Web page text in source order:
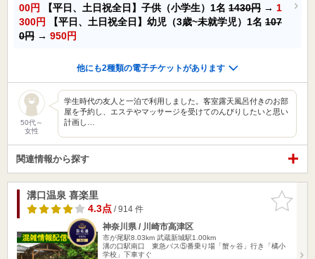
00円
【平日、土日祝全日】子供（小学生）1名 1430円 → 1
300円
【平日、土日祝全日】幼児（3歳~未就学児）1名 107
0円 → 950円
他にも2種類の電子チケットがあります
50代～
女性
学生時代の友人と一泊で利用しました。客室露天風呂付きのお部
屋を予約し、エステやマッサージを受けてのんびりしたいと思い
計画し…
関連情報から探す
お気に入
りに追加
溝口温泉 喜楽里
4.3点/ 914 件
神奈川県 / 川崎市高津区
市が尾駅8.03km 武蔵新城駅1.00km
溝の口駅南口 東急バス⑤番乗り場「蟹ヶ谷」行き「橘小
学校」下車すぐ